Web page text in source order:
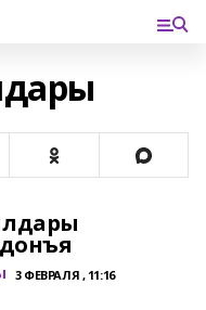
3 ФЕВРАЛЯ , 11:16